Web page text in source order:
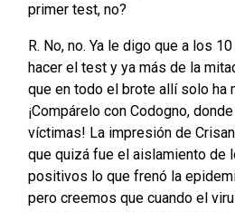
primer test, no?
R. No, no. Ya le digo que a los
hacer el test y ya más de la
que en todo el brote allí solo ha
¡Compárelo con Codogno,
víctimas! La impresión de
que quizá fue el aislamiento de
positivos lo que frenó la
pero creemos que cuando el